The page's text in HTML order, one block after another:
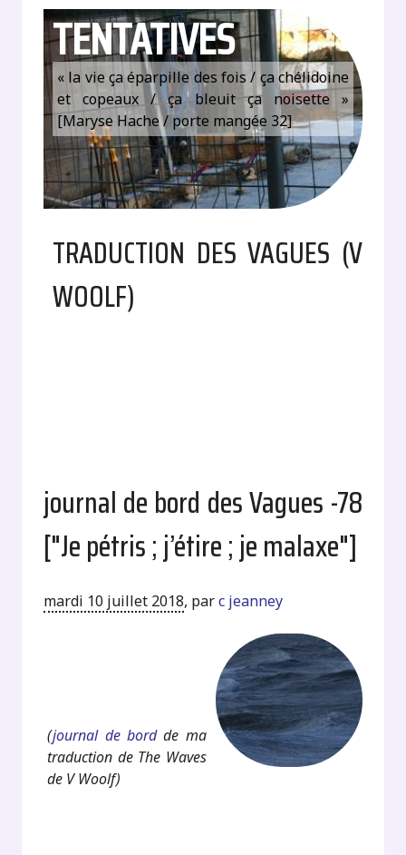
TENTATIVES
« la vie ça éparpille des fois / ça chélidoine
et copeaux / ça bleuit ça noisette »
[Maryse Hache / porte mangée 32]
TRADUCTION DES VAGUES (V
WOOLF)
journal de bord des Vagues -78
["Je pétris ; j’étire ; je malaxe"]
mardi 10 juillet 2018, parc jeanney
(journal de bordde ma
traduction de The Waves
de V Woolf)